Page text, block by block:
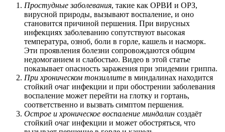
Простудные заболевания, такие как ОРВИ и ОРЗ,
вирусной природы, вызывают воспаление, и оно
становится причиной першения. При вирусных
инфекциях заболеванию сопутствуют высокая
температура, озноб, боли в горле, кашель и насморк.
Эти проявления болезни сопровождаются общим
недомоганием и слабостью. Видео в этой статье
показывает опасность заражения при эпидемии гриппа.
При хроническом тонзиллите в миндалинах находится
стойкий очаг инфекции и при обострении заболевания
воспаление может перейти на глотку и гортань,
соответственно и вызвать симптом першения.
Острое и хроническое воспаление миндалин создаёт
стойкий очаг инфекции и может обостряться, что